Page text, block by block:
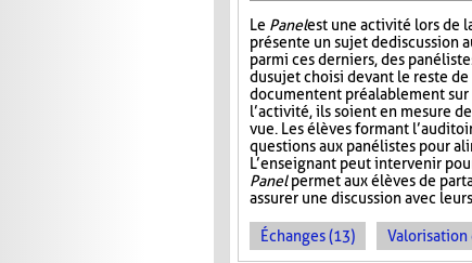
Le Panelest une activité lors de
présente un sujet de discussion
parmi ces derniers, des
du sujet choisi devant le reste de
documentent préalablement sur
l’activité, ils soient en mesure
vue. Les élèves formant
questions aux panélistes pour
L’enseignant peut intervenir
Panelpermet aux élèves de
assurer une discussion avec
Échanges (13) Valorisation